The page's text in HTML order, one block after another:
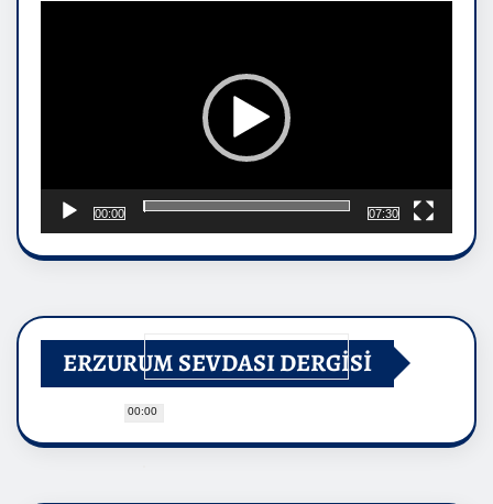
00:00
00:00
07:30
ERZURUM SEVDASI DERGİSİ